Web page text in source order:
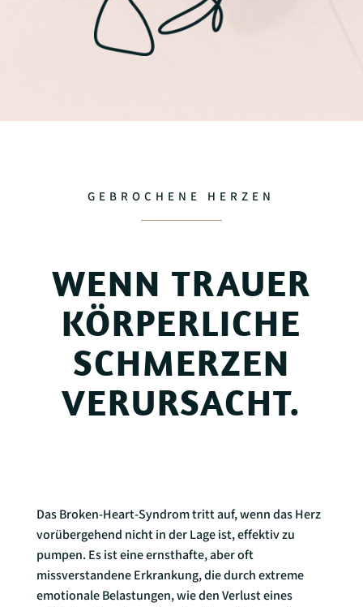
GEBROCHENE HERZEN
WENN TRAUER
KÖRPERLICHE
SCHMERZEN
VERURSACHT.
Das Broken-Heart-Syndrom tritt auf, wenn dasHerz
vorübergehend nicht in der Lage ist, effektiv zu
pumpen. Es ist eine ernsthafte, aber oft
missverstandene Erkrankung, die durch extreme
emotionale Belastungen, wie den Verlust eines